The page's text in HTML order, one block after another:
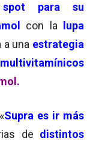
spot para su
con la
lupa
a una estrategia
multivitamínicos
«Supra es ir más
de distintos